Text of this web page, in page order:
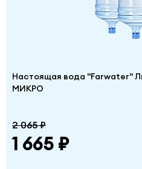
Настоящая вода "Farwater"
МИКРО
2 065 ₽
1 665 ₽